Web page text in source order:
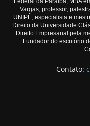
Federal da Paraíba, MBA
Vargas, professor,
UNIPÊ, especialista e
Direito da Universidade
Direito Empresarial pela
Fundador do escritório
Contato: